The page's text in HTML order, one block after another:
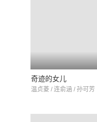
奇迹的女儿
温贞菱 / 连俞涵 / 孙可芳